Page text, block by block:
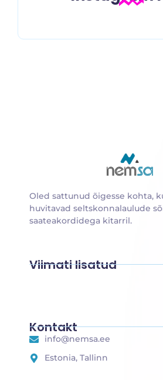
Oled sattunud õigesse kohta,
huvitavad seltskonnalaulude
saateakordidega kitarril.
Viimati lisatud
Kontakt
info@nemsa.ee
Estonia, Tallinn